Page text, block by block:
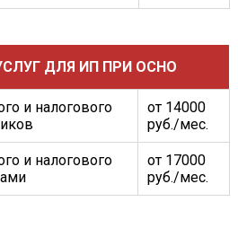
ДЛЯ ИП ПРИ ОСНО
и налогового
от 14000
руб./мес.
и налогового
от 17000
руб./мес.